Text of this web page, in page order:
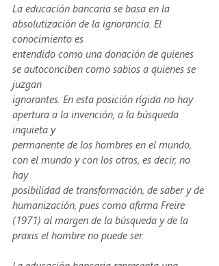
La educación bancaria se basa en la
absolutización de la ignorancia. El
conocimiento es
entendido como una donación de quienes
se autoconciben como sabios a quienes se
juzgan
ignorantes. En esta posición rígida no hay
apertura a la invención, a la búsqueda
inquieta y
permanente de los hombres en el mundo,
con el mundo y con los otros, es decir, no
hay
posibilidad de transformación, de saber y de
humanización, pues como afirma Freire
(1971) al margen de la búsqueda y de la
praxis el hombre no puede ser.